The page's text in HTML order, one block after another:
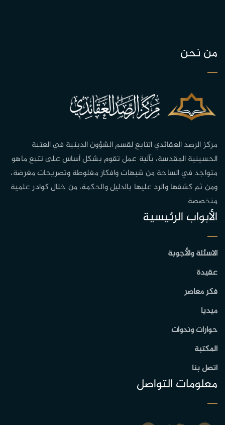
من نحن
مركز الرصد العقائدي التابع لقسم الشؤون الدينية في العتبة
الحسينية المقدسة، بآلية عمل تقوم بشكل أساس على تتبع ماهو
متواجد في الساحة من شبهات وافكار مغلوطة وتصريحات مغرضة،
ومن ثم كشفها والرد عليها بالدليل والحكمة، من خلال كوادر علمية
متخصصة
الأبواب الرئيسية
الاسئلة والأجوبة
عقيدة
فكر معاصر
ميديا
حوارات وندوات
المكتبة
اتصل بنا
معلومات التواصل